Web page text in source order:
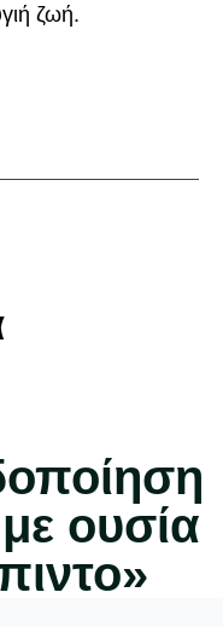
ζωή.
ουσία